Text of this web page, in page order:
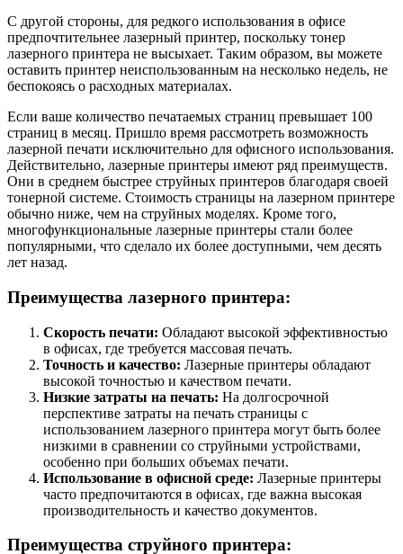
С другой стороны, для редкого использования в офисе
предпочтительнее лазерный принтер, поскольку тонер
лазерного принтера не высыхает. Таким образом, вы можете
оставить принтер неиспользованным на несколько недель, не
беспокоясь о расходных материалах.
Если ваше количество печатаемых страниц превышает 100
страниц в месяц. Пришло время рассмотреть возможность
лазерной печати исключительно для офисного использования.
Действительно, лазерные принтеры имеют ряд преимуществ.
Они в среднем быстрее струйных принтеров благодаря своей
тонерной системе. Стоимость страницы на лазерном принтере
обычно ниже, чем на струйных моделях. Кроме того,
многофункциональные лазерные принтеры стали более
популярными, что сделало их более доступными, чем десять
лет назад.
Преимущества лазерного принтера:
Скорость печати: Обладают высокой эффективностью
в офисах, где требуется массовая печать.
Точность и качество: Лазерные принтеры обладают
высокой точностью и качеством печати.
Низкие затраты на печать: На долгосрочной
перспективе затраты на печать страницы с
использованием лазерного принтера могут быть более
низкими в сравнении со струйными устройствами,
особенно при больших объемах печати.
Использование в офисной среде: Лазерные принтеры
часто предпочитаются в офисах, где важна высокая
производительность и качество документов.
Преимущества струйного принтера: